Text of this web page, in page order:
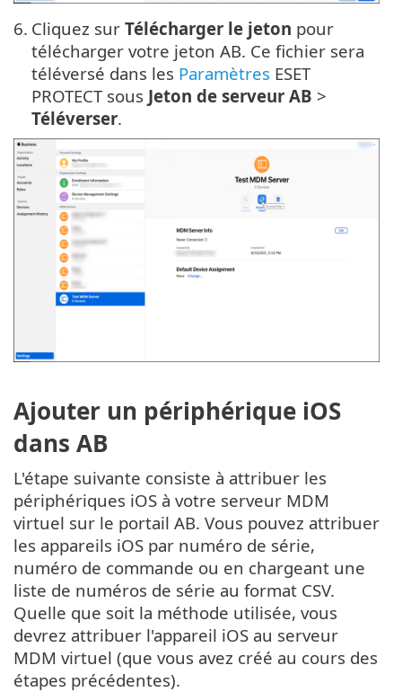
6. Cliquez sur Télécharger le jeton pour
télécharger votre jeton AB. Ce fichier sera
téléversé dans les Paramètres ESET
PROTECT sous Jeton de serveur AB >
Téléverser.
Ajouter un périphérique iOS
dans AB
L'étape suivante consiste à attribuer les
périphériques iOS à votre serveur MDM
virtuel sur le portail AB. Vous pouvez attribuer
les appareils iOS par numéro de série,
numéro de commande ou en chargeant une
liste de numéros de série au format CSV.
Quelle que soit la méthode utilisée, vous
devrez attribuer l'appareil iOS au serveur
MDM virtuel (que vous avez créé au cours des
étapes précédentes).